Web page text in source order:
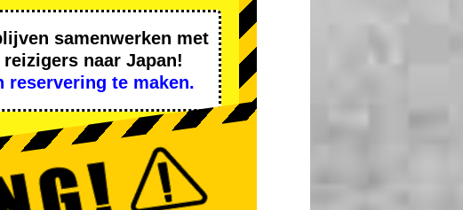
samenwerken met
naar Japan!
reservering te maken.